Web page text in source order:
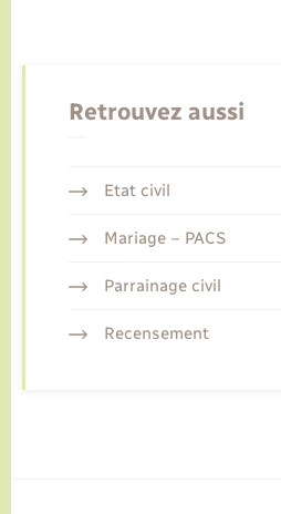
Retrouvez aussi
Etat civil
Mariage – PACS
Parrainage civil
Recensement